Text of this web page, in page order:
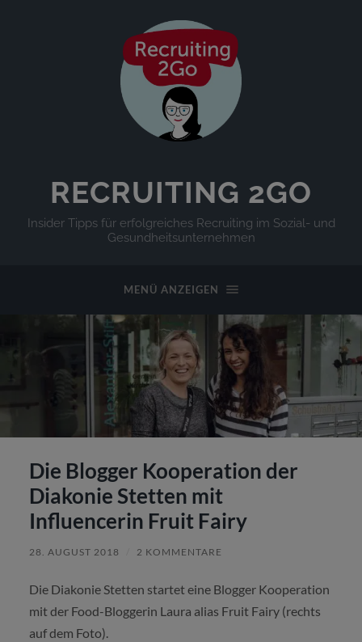
RECRUITING 2GO
Insider Tipps für erfolgreiches Recruiting im Sozial- und
Gesundheitsunternehmen
MENÜ ANZEIGEN
Die Blogger Kooperation der
Diakonie Stetten mit
Influencerin Fruit Fairy
28. AUGUST 2018 2 KOMMENTARE
Die Diakonie Stetten startet eine Blogger Kooperation
mit der Food-Bloggerin Laura alias Fruit Fairy (rechts
auf dem Foto).